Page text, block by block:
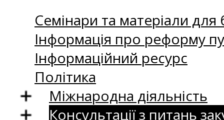
Семінари та матеріали для
Інформація про реформу
Інформаційний ресурс
Політика
Міжнародна діяльність
Консультації з питань